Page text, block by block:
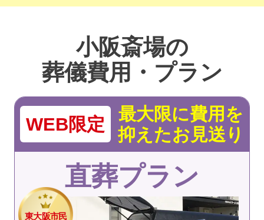
小阪斎場の
葬儀費用・プラン
東大阪市民
WEB限定
最大限に費用を
抑えたお見送り
直葬プラン